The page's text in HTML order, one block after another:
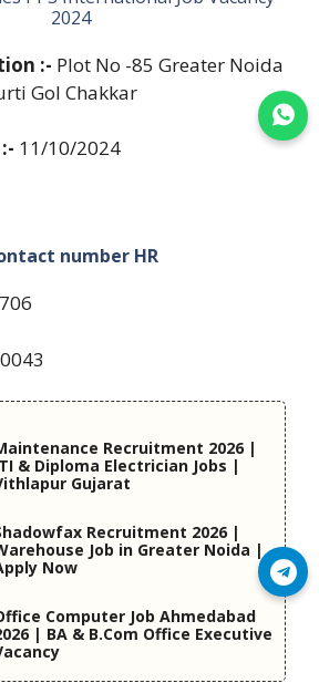
2024
:- Plot No -85 Greater Noida
Gol Chakkar
11/10/2024
number HR
Recruitment 2026 |
& Diploma Electrician Jobs |
Gujarat
Recruitment 2026 |
Job in Greater Noida |
Now
Computer Job Ahmedabad
| BA & B.Com Office Executive